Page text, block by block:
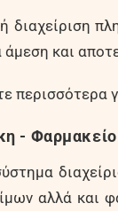
διαχείριση
άμεση και
περισσότερα
- Φαρμακείο
αλλά και